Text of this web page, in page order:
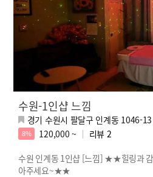
수원-1인샵 느낌
경기 수원시 팔달구 인계동 1046-13
8% 120,000 ~ 리뷰 2
수원 인계동 1인샵 [느낌] ★★힐링과
아주세요~★★